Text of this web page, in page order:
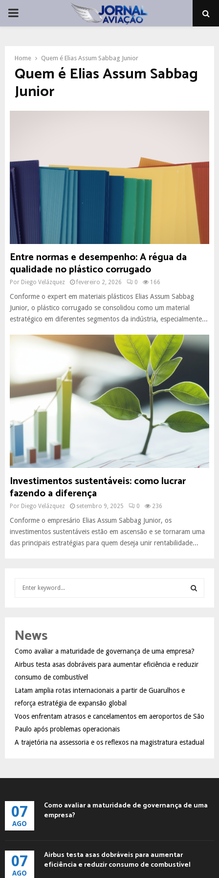
PRIMARY
Home Quem é Elias Assum Sabbag Junior
Quem é Elias Assum Sabbag
Junior
Entre normas e desempenho: A régua da
qualidade no plástico corrugado
Por Diego Velázquez fevereiro 2, 2026 0 166
Conforme o expert em materiais plásticos Elias Assum Sabbag
Junior, o plástico corrugado se consolidou como um material
estratégico em diferentes segmentos da indústria, especialmente...
Investimentos sustentáveis: como lucrar
fazendo a diferença
Por Diego Velázquez setembro 9, 2025 0 236
Conforme o empresário Elias Assum Sabbag Junior, os
investimentos sustentáveis estão em ascensão e se tornaram uma
das principais estratégias para quem deseja unir rentabilidade...
h
o
r
:
R
News
Como avaliar a maturidade de governança de uma empresa?
Airbus testa asas dobráveis para aumentar eficiência e reduzir
consumo de combustível
Latam amplia rotas internacionais a partir de Guarulhos e
reforça estratégia de expansão global
Voos enfrentam atrasos e cancelamentos em aeroportos de São
Paulo após problemas operacionais
A trajetória na assessoria e os reflexos na magistratura estadual
07
AGO
Como avaliar a maturidade de governança de uma
empresa?
07
AGO
Airbus testa asas dobráveis para aumentar
eficiência e reduzir consumo de combustível